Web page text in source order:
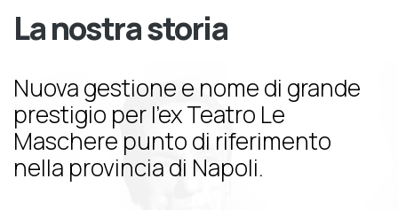
La nostra storia
Nuova gestione e nome di grande
prestigio per l’ex Teatro Le
Maschere punto di riferimento
nella provincia di Napoli.